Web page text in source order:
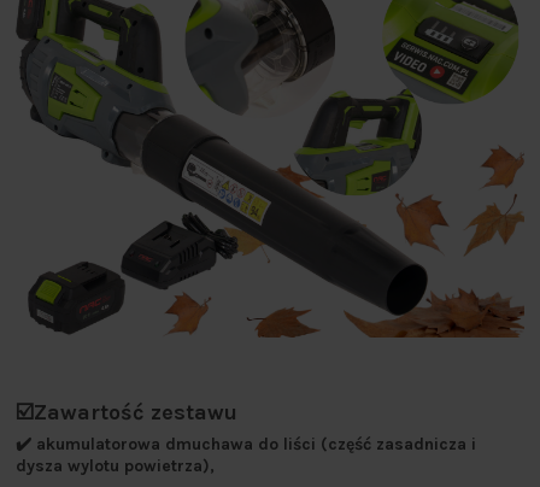
☑️Zawartość zestawu
✔️ akumulatorowa dmuchawa do liści (część zasadnicza i
dysza wylotu powietrza),